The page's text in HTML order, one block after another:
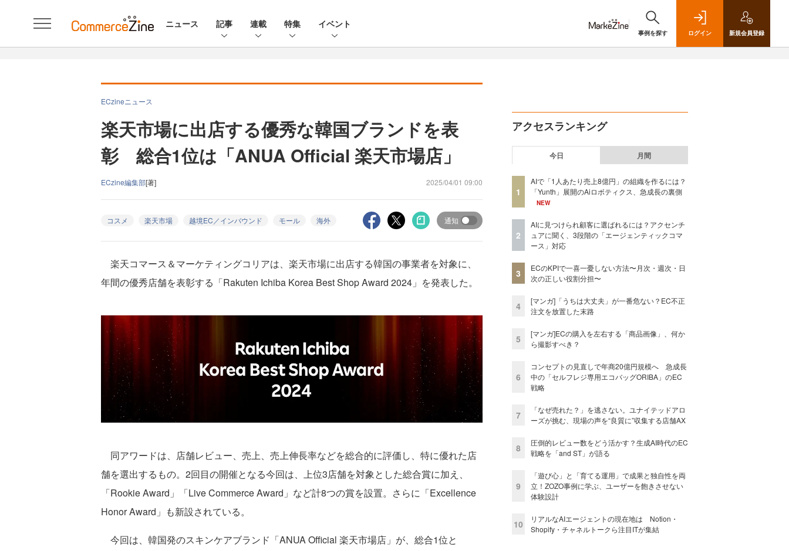
ニュース 記事 連載 特集 イベント
事例を探す ログイン 新規会員登録
ECzineニュース
楽天市場に出店する優秀な韓国ブランドを表
彰 総合1位は「ANUA Official 楽天市場店」
ECzine編集部[著] 2025/04/01 09:00
コスメ 楽天市場 越境EC／インバウンド モール 海外 通知
楽天コマース＆マーケティングコリアは、楽天市場に出店する韓国の事業者を対象に、
年間の優秀店舗を表彰する「Rakuten Ichiba Korea Best Shop Award 2024」を発表した。
同アワードは、店舗レビュー、売上、売上伸長率などを総合的に評価し、特に優れた店
舗を選出するもの。2回目の開催となる今回は、上位3店舗を対象とした総合賞に加え、
「Rookie Award」「Live Commerce Award」など計8つの賞を設置。さらに「Excellence
Honor Award」も新設されている。
今回は、韓国発のスキンケアブランド「ANUA Official 楽天市場店」が、総合1位と
アクセスランキング
今日 月間
1
AIで「1人あたり売上8億円」の組織を作るには？
「Yunth」展開のAiロボティクス、急成長の裏側
NEW
2
AIに見つけられ顧客に選ばれるには？アクセンチ
ュアに聞く、3段階の「エージェンティックコマ
ース」対応
3
ECのKPIで一喜一憂しない方法〜月次・週次・日
次の正しい役割分担〜
4
[マンガ]「うちは大丈夫」が一番危ない？EC不正
注文を放置した末路
5
[マンガ]ECの購入を左右する「商品画像」、何か
ら撮影すべき？
6
コンセプトの見直しで年商20億円規模へ 急成長
中の「セルフレジ専用エコバッグORIBA」のEC
戦略
7
「なぜ売れた？」を逃さない。ユナイテッドアロ
ーズが挑む、現場の声を“良質に”収集する店舗AX
8
圧倒的レビュー数をどう活かす？生成AI時代のEC
戦略を「and ST」が語る
9
「遊び心」と「育てる運用」で成果と独自性を両
立！ZOZO事例に学ぶ、ユーザーを飽きさせない
体験設計
10
リアルなAIエージェントの現在地は Notion・
Shopify・チャネルトークら注目ITが集結